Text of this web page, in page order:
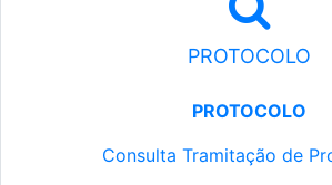
PROTOCOLO
PROTOCOLO
Consulta Tramitação de